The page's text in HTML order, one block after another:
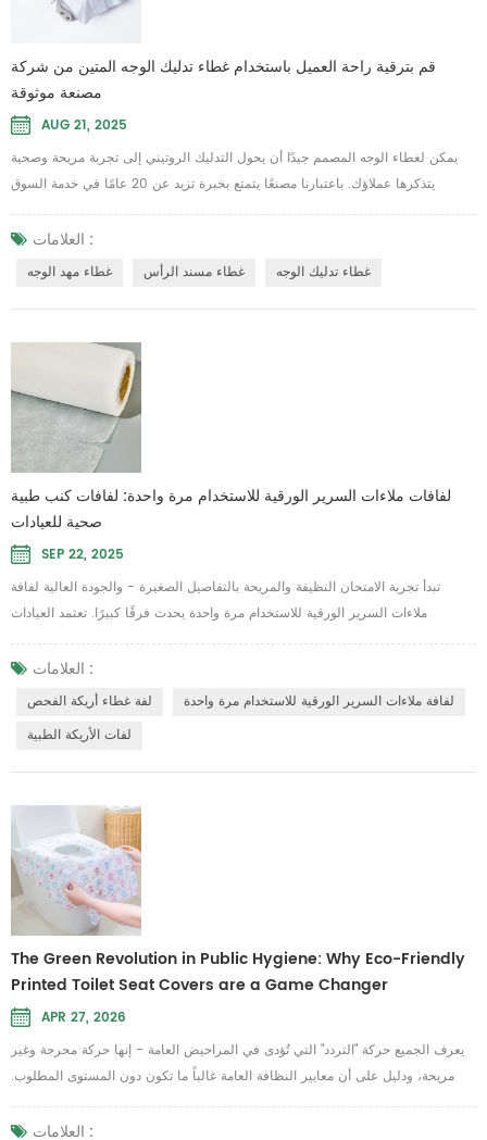
قم بترقية راحة العميل باستخدام غطاء تدليك الوجه المتين من شركة
مصنعة موثوقة
AUG 21, 2025
يمكن لغطاء الوجه المصمم جيدًا أن يحول التدليك الروتيني إلى تجربة مريحة وصحية
يتذكرها عملاؤك. باعتبارنا مصنعًا يتمتع بخبرة تزيد عن 20 عامًا في خدمة السوق
العالمية، فإننا نعلم أن المعالجين والمنتجعات الصحية يحتاجون إلى حماية موثوقة
وسهلة التنظيف ومناسبة بشكل آمن وتبدو احترافية. سواء كنت تقوم باستبدال القماش
البالي أو تحديد الإمدادات لعيادة مزدحمة، فإن اختيار المنتج المناسب غطاء مسند
العلامات :
غطاء مهد الوجه غطاء مسند الرأس غطاء تدليك الوجه
لفافات ملاءات السرير الورقية للاستخدام مرة واحدة: لفافات كنب طبية
صحية للعيادات
SEP 22, 2025
تبدأ تجربة الامتحان النظيفة والمريحة بالتفاصيل الصغيرة - والجودة العالية لفافة
ملاءات السرير الورقية للاستخدام مرة واحدة يحدث فرقًا كبيرًا. تعتمد العيادات
والمنتجعات الصحية وفرق الرعاية الصحية المتنقلة على ملاءات يمكن التخلص منها
للحفاظ على النظافة بين المرضى مع الحفاظ على سرعة الإعداد والتنظيف. تم تصميم
هذه اللفائف للاستخدام مرة واحدة، فهي تساعد على تقليل مخاطر التلوث المتبادل
العلامات :
لفة غطاء أريكة الفحص
لفافة ملاءات السرير الورقية للاستخدام مرة واحدة
لفات الأريكة الطبية
The Green Revolution in Public Hygiene: Why Eco-Friendly
Printed Toilet Seat Covers are a Game Changer
APR 27, 2026
يعرف الجميع حركة "التردد" التي تُؤدى في المراحيض العامة - إنها حركة محرجة وغير
مريحة، ودليل على أن معايير النظافة العامة غالباً ما تكون دون المستوى المطلوب.
ومع توجه الشركات والمرافق نحو عمليات أكثر مراعاة للبيئة، فإن هذا المعيار غطاء
مقعد المرحاض للاستخدام مرة واحدة لقد تطورت. لم تعد مجرد قطعة ورق رقيقة، بل
العلامات :